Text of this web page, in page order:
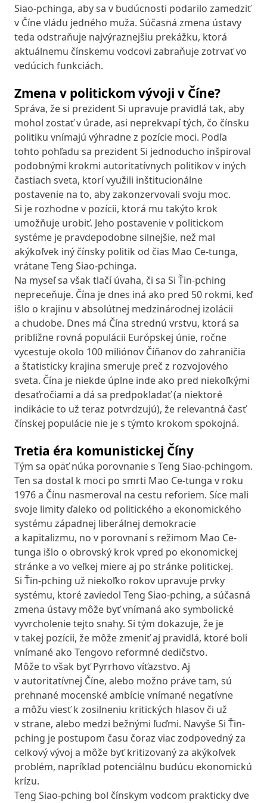
Siao-pchinga, aby sa v budúcnosti podarilo zamedziť
v Číne vládu jedného muža. Súčasná zmena ústavy
teda odstraňuje najvýraznejšiu prekážku, ktorá
aktuálnemu čínskemu vodcovi zabraňuje zotrvať vo
vedúcich funkciách.
Zmena v politickom vývoji v Číne?
Správa, že si prezident Si upravuje pravidlá tak, aby
mohol zostať v úrade, asi neprekvapí tých, čo čínsku
politiku vnímajú výhradne z pozície moci. Podľa
tohto pohľadu sa prezident Si jednoducho inšpiroval
podobnými krokmi autoritatívnych politikov v iných
častiach sveta, ktorí využili inštitucionálne
postavenie na to, aby zakonzervovali svoju moc.
Si je rozhodne v pozícii, ktorá mu takýto krok
umožňuje urobiť. Jeho postavenie v politickom
systéme je pravdepodobne silnejšie, než mal
akýkoľvek iný čínsky politik od čias Mao Ce-tunga,
vrátane Teng Siao-pchinga.
Na myseľ sa však tlačí úvaha, či sa Si Ťin-pching
nepreceňuje. Čína je dnes iná ako pred 50 rokmi, keď
išlo o krajinu v absolútnej medzinárodnej izolácii
a chudobe. Dnes má Čína strednú vrstvu, ktorá sa
približne rovná populácii Európskej únie, ročne
vycestuje okolo 100 miliónov Číňanov do zahraničia
a štatisticky krajina smeruje preč z rozvojového
sveta. Čína je niekde úplne inde ako pred niekoľkými
desaťročiami a dá sa predpokladať (a niektoré
indikácie to už teraz potvrdzujú), že relevantná časť
čínskej populácie nie je s týmto krokom spokojná.
Tretia éra komunistickej Číny
Tým sa opäť núka porovnanie s Teng Siao-pchingom.
Ten sa dostal k moci po smrti Mao Ce-tunga v roku
1976 a Čínu nasmeroval na cestu reforiem. Síce mali
svoje limity ďaleko od politického a ekonomického
systému západnej liberálnej demokracie
a kapitalizmu, no v porovnaní s režimom Mao Ce-
tunga išlo o obrovský krok vpred po ekonomickej
stránke a vo veľkej miere aj po stránke politickej.
Si Ťin-pching už niekoľko rokov upravuje prvky
systému, ktoré zaviedol Teng Siao-pching, a súčasná
zmena ústavy môže byť vnímaná ako symbolické
vyvrcholenie tejto snahy. Si tým dokazuje, že je
v takej pozícii, že môže zmeniť aj pravidlá, ktoré boli
vnímané ako Tengovo reformné dedičstvo.
Môže to však byť Pyrrhovo víťazstvo. Aj
v autoritatívnej Číne, alebo možno práve tam, sú
prehnané mocenské ambície vnímané negatívne
a môžu viesť k zosilneniu kritických hlasov či už
v strane, alebo medzi bežnými ľuďmi. Navyše Si Ťin-
pching je postupom času čoraz viac zodpovedný za
celkový vývoj a môže byť kritizovaný za akýkoľvek
problém, napríklad potenciálnu budúcu ekonomickú
krízu.
Teng Siao-pching bol čínskym vodcom prakticky dve